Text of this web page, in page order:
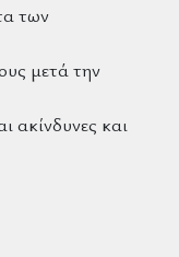
των
μετά την
ακίνδυνες και